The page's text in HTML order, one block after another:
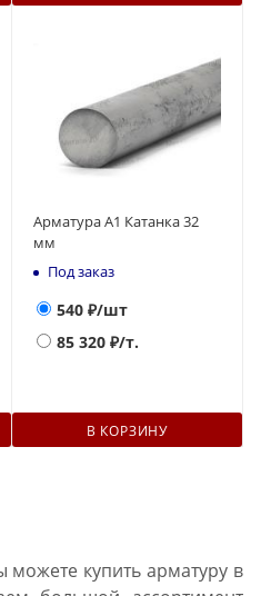
Арматура А1 Катанка 32
мм
Под заказ
540 ₽/шт
85 320 ₽/т.
В КОРЗИНУ
можете купить арматуру в